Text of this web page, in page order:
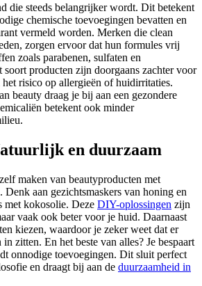
die steeds belangrijker wordt. Dit betekent
chemische toevoegingen bevatten en
vermeld worden. Merken die clean
zorgen ervoor dat hun formules vrij
zoals parabenen, sulfaten en
soort producten zijn doorgaans zachter voor
risico op allergieën of huidirritaties.
beauty draag je bij aan een gezondere
betekent ook minder
en duurzaam
maken van beautyproducten met
aan gezichtsmaskers van honing en
met kokosolie. Deze DIY-oplossingen zijn
vaak ook beter voor je huid. Daarnaast
kiezen, waardoor je zeker weet dat er
zitten. En het beste van alles? Je bespaart
onnodige toevoegingen. Dit sluit perfect
en draagt bij aan de duurzaamheid in